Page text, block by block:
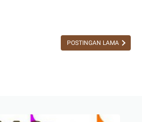
POSTINGAN LAMA